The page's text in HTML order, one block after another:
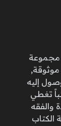
مجموعة
إليه
تغطي
والفقه
الكتاب